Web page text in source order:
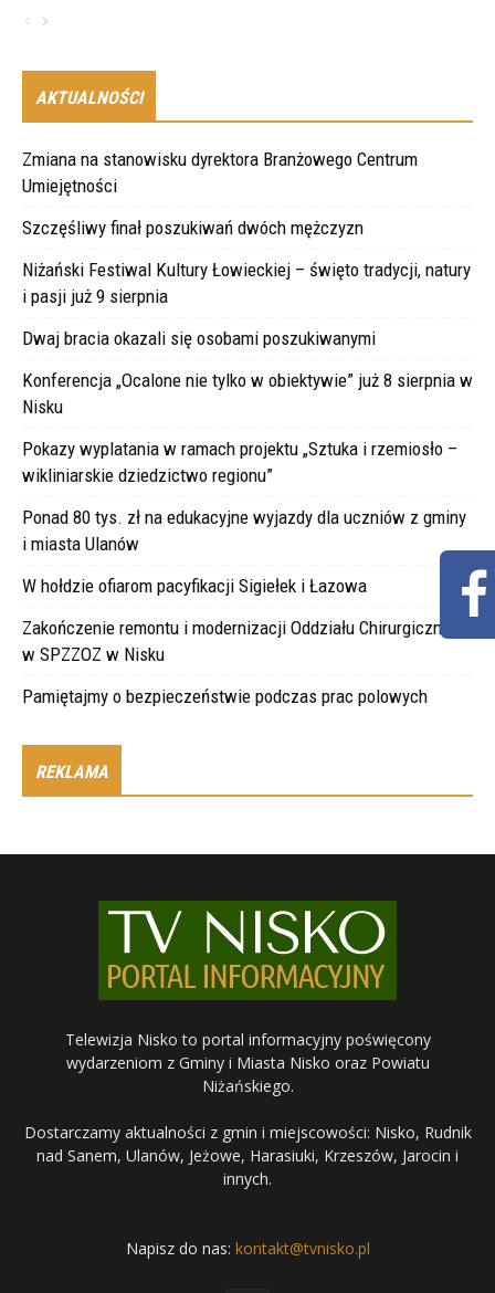
AKTUALNOŚCI
Zmiana na stanowisku dyrektora Branżowego Centrum
Umiejętności
Szczęśliwy finał poszukiwań dwóch mężczyzn
Niżański Festiwal Kultury Łowieckiej – święto tradycji, natury
i pasji już 9 sierpnia
Dwaj bracia okazali się osobami poszukiwanymi
Konferencja „Ocalone nie tylko w obiektywie” już 8 sierpnia w
Nisku
Pokazy wyplatania w ramach projektu „Sztuka i rzemiosło –
wikliniarskie dziedzictwo regionu”
Ponad 80 tys. zł na edukacyjne wyjazdy dla uczniów z gminy
i miasta Ulanów
W hołdzie ofiarom pacyfikacji Sigiełek i Łazowa
Zakończenie remontu i modernizacji Oddziału Chirurgicznego
w SPZZOZ w Nisku
Pamiętajmy o bezpieczeństwie podczas prac polowych
REKLAMA
Telewizja Nisko to portal informacyjny poświęcony
wydarzeniom z Gminy i Miasta Nisko oraz Powiatu
Niżańskiego.
Dostarczamy aktualności z gmin i miejscowości: Nisko, Rudnik
nad Sanem, Ulanów, Jeżowe, Harasiuki, Krzeszów, Jarocin i
innych.
Napisz do nas: kontakt@tvnisko.pl